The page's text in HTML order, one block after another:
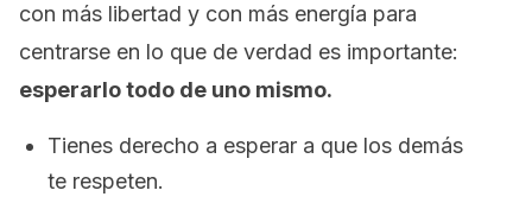
con más libertad y con más energía para
centrarse en lo que de verdad es importante:
esperarlo todo de uno mismo.
Tienes derecho a esperar a que los demás
te respeten.